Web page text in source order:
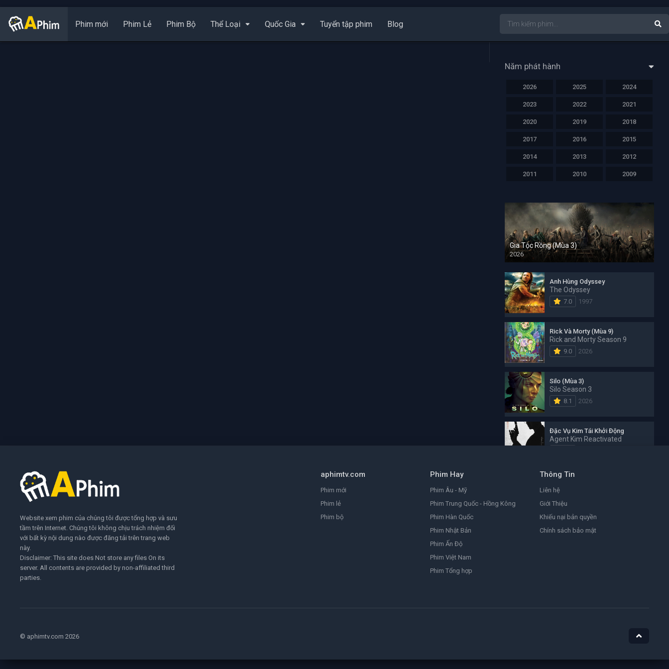
Phim mới Phim Lẻ Phim Bộ Thể Loại Quốc Gia Tuyển tập phim Blog
Năm phát hành
2026 2025 2024
2023 2022 2021
2020 2019 2018
2017 2016 2015
2014 2013 2012
2011 2010 2009
Gia Tộc Rồng (Mùa 3)
2026
Anh Hùng Odyssey
The Odyssey
7.0 1997
Rick Và Morty (Mùa 9)
Rick and Morty Season 9
9.0 2026
Silo (Mùa 3)
Silo Season 3
8.1 2026
Đặc Vụ Kim Tái Khởi Động
Agent Kim Reactivated
Đảo Hải Tặc
One Piece
9.0
Ám Ảnh
aphimtv.com
Phim mới
Phim lẻ
Phim bộ
Phim Hay
Phim Âu - Mỹ
Phim Trung Quốc - Hồng Kông
Phim Hàn Quốc
Phim Nhật Bản
Phim Ấn Độ
Phim Việt Nam
Phim Tổng hợp
Thông Tin
Liên hệ
Giới Thiệu
Khiếu nại bản quyền
Chính sách bảo mật
Website xem phim của chúng tôi được tổng hợp và sưu
tầm trên Internet. Chúng tôi không chịu trách nhiệm đối
với bất kỳ nội dung nào được đăng tải trên trang web
này.
Disclaimer: This site does Not store any files On its
server. All contents are provided by non-affiliated third
parties.
© aphimtv.com 2026